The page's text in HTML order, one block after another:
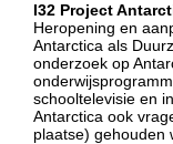
I32 Project
Heropening en
Antarctica als
onderzoek op
schooltelevisie en
Antarctica ook
plaatse) gehouden